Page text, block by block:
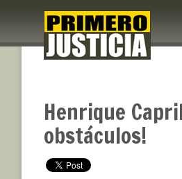
Henrique
obstáculos!